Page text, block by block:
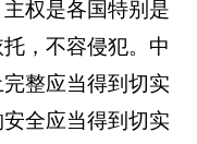
权是各国特别是
，不容侵犯。中
整应当得到切实
全应当得到切实